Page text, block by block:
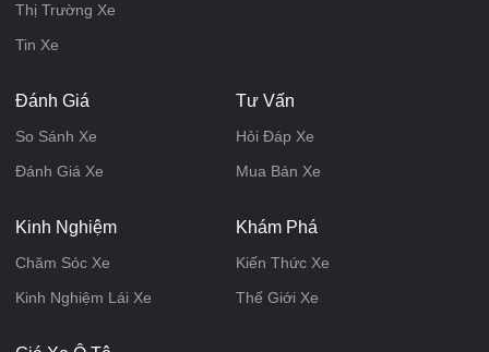
Thị Trường Xe
Tin Xe
Đánh Giá
So Sánh Xe
Đánh Giá Xe
Tư Vấn
Hỏi Đáp Xe
Mua Bán Xe
Kinh Nghiệm
Chăm Sóc Xe
Kinh Nghiệm Lái Xe
Khám Phá
Kiến Thức Xe
Thế Giới Xe